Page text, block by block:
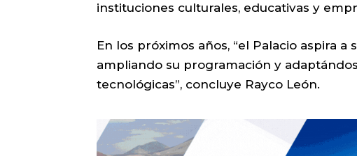
instituciones culturales, educativas y
En los próximos años, “el Palacio aspira
ampliando su programación y
tecnológicas”, concluye Rayco León.